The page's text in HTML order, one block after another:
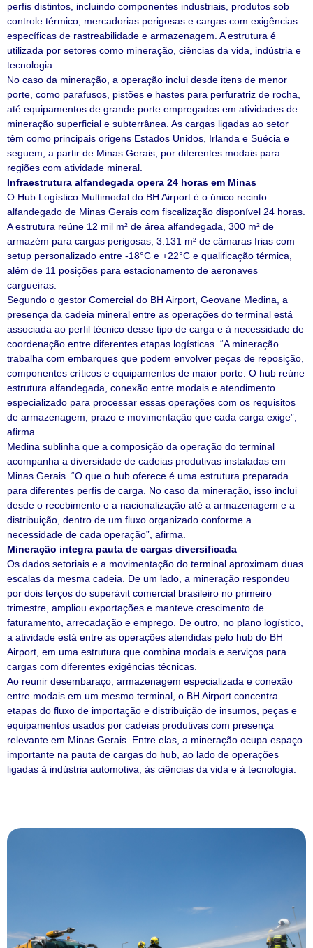
perfis distintos, incluindo componentes industriais, produtos sob
controle térmico, mercadorias perigosas e cargas com exigências
específicas de rastreabilidade e armazenagem. A estrutura é
utilizada por setores como mineração, ciências da vida, indústria e
tecnologia.
No caso da mineração, a operação inclui desde itens de menor
porte, como parafusos, pistões e hastes para perfuratriz de rocha,
até equipamentos de grande porte empregados em atividades de
mineração superficial e subterrânea. As cargas ligadas ao setor
têm como principais origens Estados Unidos, Irlanda e Suécia e
seguem, a partir de Minas Gerais, por diferentes modais para
regiões com atividade mineral.
Infraestrutura alfandegada opera 24 horas em Minas
O Hub Logístico Multimodal do BH Airport é o único recinto
alfandegado de Minas Gerais com fiscalização disponível 24 horas.
A estrutura reúne 12 mil m² de área alfandegada, 300 m² de
armazém para cargas perigosas, 3.131 m² de câmaras frias com
setup personalizado entre -18°C e +22°C e qualificação térmica,
além de 11 posições para estacionamento de aeronaves
cargueiras.
Segundo o gestor Comercial do BH Airport, Geovane Medina, a
presença da cadeia mineral entre as operações do terminal está
associada ao perfil técnico desse tipo de carga e à necessidade de
coordenação entre diferentes etapas logísticas. “A mineração
trabalha com embarques que podem envolver peças de reposição,
componentes críticos e equipamentos de maior porte. O hub reúne
estrutura alfandegada, conexão entre modais e atendimento
especializado para processar essas operações com os requisitos
de armazenagem, prazo e movimentação que cada carga exige”,
afirma.
Medina sublinha que a composição da operação do terminal
acompanha a diversidade de cadeias produtivas instaladas em
Minas Gerais. “O que o hub oferece é uma estrutura preparada
para diferentes perfis de carga. No caso da mineração, isso inclui
desde o recebimento e a nacionalização até a armazenagem e a
distribuição, dentro de um fluxo organizado conforme a
necessidade de cada operação”, afirma.
Mineração integra pauta de cargas diversificada
Os dados setoriais e a movimentação do terminal aproximam duas
escalas da mesma cadeia. De um lado, a mineração respondeu
por dois terços do superávit comercial brasileiro no primeiro
trimestre, ampliou exportações e manteve crescimento de
faturamento, arrecadação e emprego. De outro, no plano logístico,
a atividade está entre as operações atendidas pelo hub do BH
Airport, em uma estrutura que combina modais e serviços para
cargas com diferentes exigências técnicas.
Ao reunir desembaraço, armazenagem especializada e conexão
entre modais em um mesmo terminal, o BH Airport concentra
etapas do fluxo de importação e distribuição de insumos, peças e
equipamentos usados por cadeias produtivas com presença
relevante em Minas Gerais. Entre elas, a mineração ocupa espaço
importante na pauta de cargas do hub, ao lado de operações
ligadas à indústria automotiva, às ciências da vida e à tecnologia.